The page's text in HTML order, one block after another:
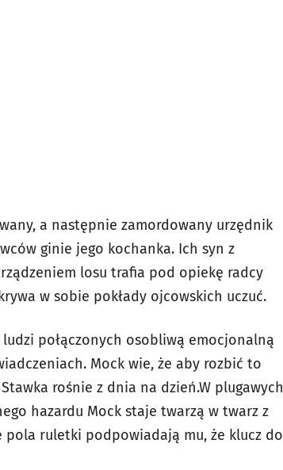
a następnie zamordowany urzędnik
ginie jego kochanka. Ich syn z
losu trafia pod opiekę radcy
w sobie pokłady ojcowskich uczuć.
połączonych osobliwą emocjonalną
Mock wie, że aby rozbić to
rośnie z dnia na dzień.W plugawych
hazardu Mock staje twarzą w twarz z
pola ruletki podpowiadają mu, że klucz do